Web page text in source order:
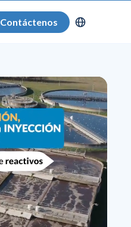
Contáctenos